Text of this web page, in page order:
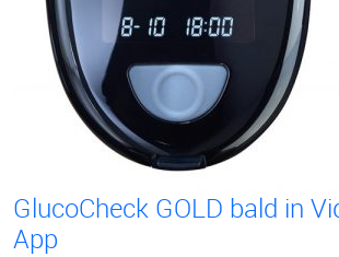
GlucoCheck GOLD bald in
App